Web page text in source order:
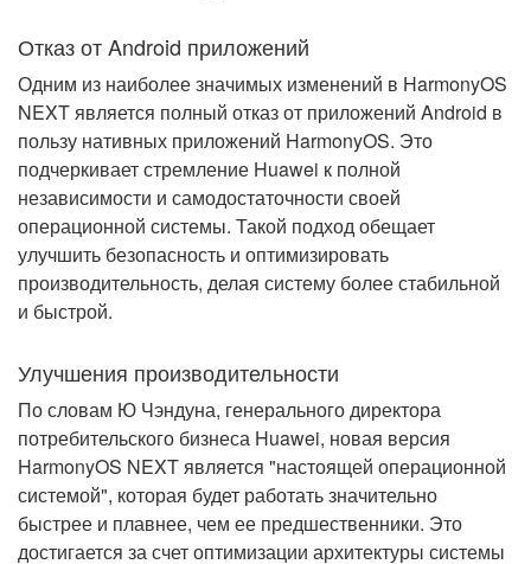
Отказ от Android приложений
Одним из наиболее значимых изменений в HarmonyOS
NEXT является полный отказ от приложений Android в
пользу нативных приложений HarmonyOS. Это
подчеркивает стремление Huawei к полной
независимости и самодостаточности своей
операционной системы. Такой подход обещает
улучшить безопасность и оптимизировать
производительность, делая систему более стабильной
и быстрой.
Улучшения производительности
По словам Ю Чэндуна, генерального директора
потребительского бизнеса Huawei, новая версия
HarmonyOS NEXT является "настоящей операционной
системой", которая будет работать значительно
быстрее и плавнее, чем ее предшественники. Это
достигается за счет оптимизации архитектуры системы